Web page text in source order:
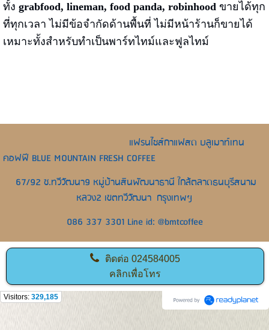
ทั้ง grabfood, lineman, food panda, robinhoodขายได้ทุก
ที่ทุกเวลา ไม่มีข้อจำกัดด้านพื้นที่ ไม่มีหน้าร้านก็ขายได้
เหมาะทั้งสำหรับทำเป็นพาร์ทไทม์และฟูลไทม์
แฟรนไชส์กาแฟสด บลูเมาท์เทน
คอฟฟี BLUE MOUNTAIN FRESH COFFEE
67/92 ซ.ทวีวัฒนา9 หมู่บ้านสินพัฒนาธานี ใกล้ตลาดธนบุรีสนาม
หลวง2 เขตทวีวัฒนา กรุงเทพฯ
086 337 3301 Line id: @bmtcoffee
ติดต่อ 024584005
คลิกเพื่อโทร
Visitors: 329,185